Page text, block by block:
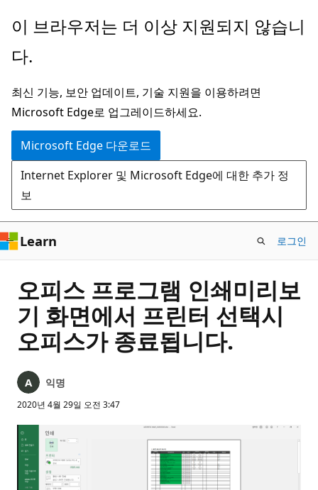
주
콘
츠
로
건
너
뛰
기
이 브라우저는 더 이상 지원되지 않습니
다.
최신 기능, 보안 업데이트, 기술 지원을 이용하려면
Microsoft Edge로 업그레이드하세요.
Microsoft Edge 다운로드
Internet Explorer 및 Microsoft Edge에 대한 추가 정
보
Learn 로그인
오피스 프로그램 인쇄미리보
기 화면에서 프린터 선택시
오피스가 종료됩니다.
익명
2020년 4월 29일 오전 3:47